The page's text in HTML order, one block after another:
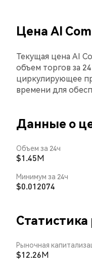
Цена AI
Текущая цена AI
объем торгов за
циркулирующее
времени для
Данные о
Объем за 24ч
$1.45M
Минимум за 24ч
$0.012074
Рыночная
$12.26M